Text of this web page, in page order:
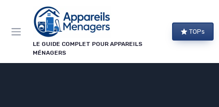
LE GUIDE COMPLET POUR APPAREILS
MÉNAGERS
TOPs
Panneau de gestion des cookies